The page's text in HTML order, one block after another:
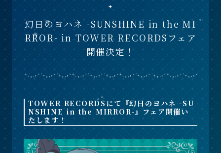
幻日のヨハネ -SUNSHINE in the MI
RROR- in TOWER RECORDSフェア
開催決定！
TOWER RECORDSにて『幻日のヨハネ -SU
NSHINE in the MIRROR-』フェア開催い
たします！